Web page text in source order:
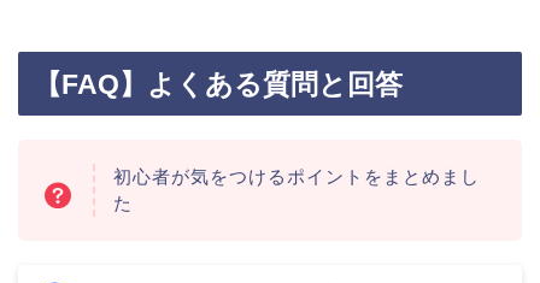
【FAQ】よくある質問と回答
初心者が気をつけるポイントをまとめまし
た